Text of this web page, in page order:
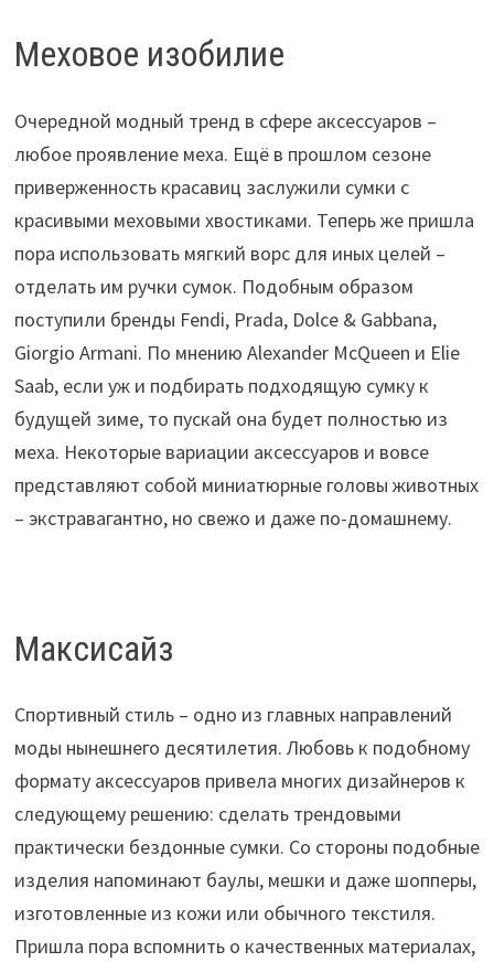
Меховое изобилие
Очередной модный тренд в сфере аксессуаров –
любое проявление меха. Ещё в прошлом сезоне
приверженность красавиц заслужили сумки с
красивыми меховыми хвостиками. Теперь же пришла
пора использовать мягкий ворс для иных целей –
отделать им ручки сумок. Подобным образом
поступили бренды Fendi, Prada, Dolce & Gabbana,
Giorgio Armani. По мнению Alexander McQueen и Elie
Saab, если уж и подбирать подходящую сумку к
будущей зиме, то пускай она будет полностью из
меха. Некоторые вариации аксессуаров и вовсе
представляют собой миниатюрные головы животных
– экстравагантно, но свежо и даже по-домашнему.
Максисайз
Спортивный стиль – одно из главных направлений
моды нынешнего десятилетия. Любовь к подобному
формату аксессуаров привела многих дизайнеров к
следующему решению: сделать трендовыми
практически бездонные сумки. Со стороны подобные
изделия напоминают баулы, мешки и даже шопперы,
изготовленные из кожи или обычного текстиля.
Пришла пора вспомнить о качественных материалах,